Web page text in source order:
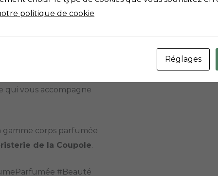
opérer.
souvent celui que l’on
touche de lumière
qui vous accompagne
gamme corps parfumée
de la Coupole.
#Beauté
politique de cookie
Réglages